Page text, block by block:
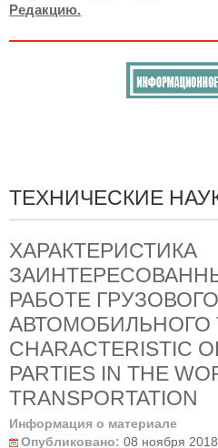
Редакцию.
ТЕХНИЧЕСКИЕ
ХАРАКТЕРИСТИКА
РАБОТЕ ГРУЗОВОГО
АВТОМОБИЛЬНОГО
CHARACTERISTIC
PARTIES IN THE
TRANSPORTATION
Информация о материале
Опубликовано: 08 ноября 2018